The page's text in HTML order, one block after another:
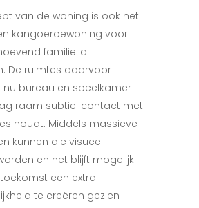
van de woning is ook het
kangoeroewoning voor
familielid
De ruimtes daarvoor
nu bureau en speelkamer
raam subtiel contact met
houdt. Middels massieve
kunnen die visueel
en het blijft mogelijk
een extra
te creëren gezien